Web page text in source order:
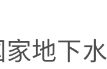
家地下